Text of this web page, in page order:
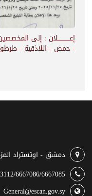
إعــــــــــــلان :
- حمص - اللاذقية -
دمشق - اوتستراد
6667086/6667085
General@escan.gov.sy